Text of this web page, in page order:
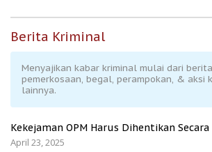
Berita Kriminal
Menyajikan kabar kriminal mulai dari
pemerkosaan, begal, perampokan, & aksi
lainnya.
Kekejaman OPM Harus Dihentikan Secara
April 23, 2025